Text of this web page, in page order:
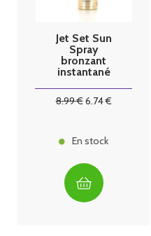
Jet Set Sun
Spray
bronzant
instantané
8.99€6.74€
En stock